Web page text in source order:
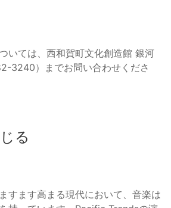
いては、西和賀町文化創造館 銀河
3240）までお問い合わせくださ
る
すます高まる現代において、音楽は